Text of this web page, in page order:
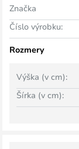
Značka
Číslo výrobku:
Rozmery
Šírka (v cm):
Výška (v cm):